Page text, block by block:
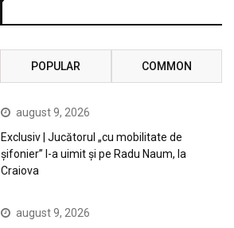
POPULAR COMMON
august 9, 2026
Exclusiv | Jucătorul „cu mobilitate de
șifonier” l-a uimit și pe Radu Naum, la
Craiova
august 9, 2026